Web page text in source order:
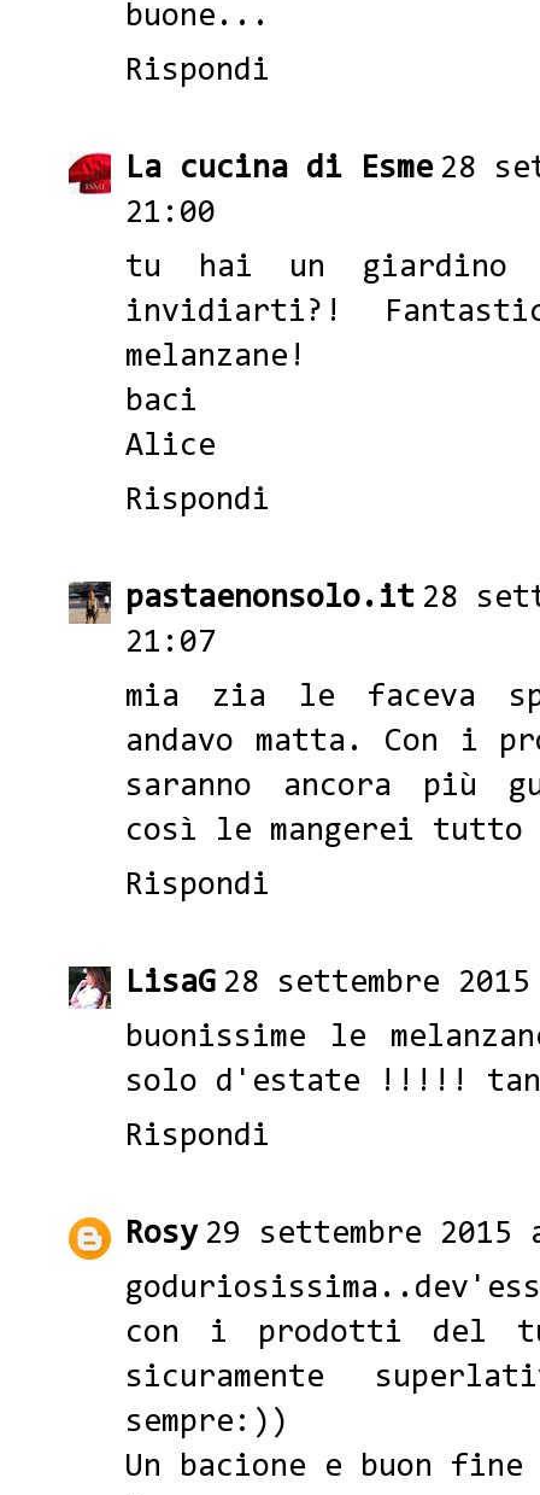
buone...
Rispondi
La cucina di Esme 28
21:00
tu hai un giardino
invidiarti?!
melanzane!
baci
Alice
Rispondi
pastaenonsolo.it 28
21:07
mia zia le faceva
andavo matta. Con i
saranno ancora più
così le mangerei tutto
Rispondi
LisaG 28 settembre
buonissime le
solo d'estate !!!!!
Rispondi
Rosy 29 settembre
con i prodotti del
sicuramente
sempre:))
Un bacione e buon